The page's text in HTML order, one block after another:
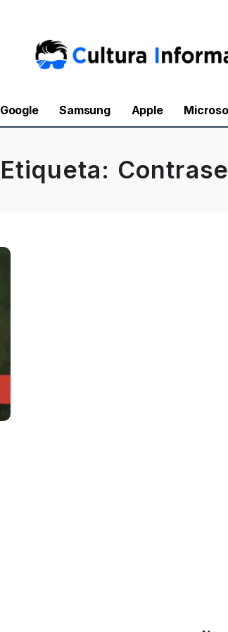
Google Samsung Apple
Etiqueta: